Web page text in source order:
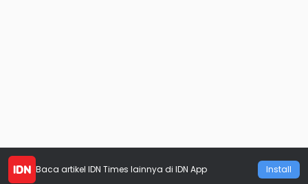
Baca artikel IDN Times lainnya di IDN App Install